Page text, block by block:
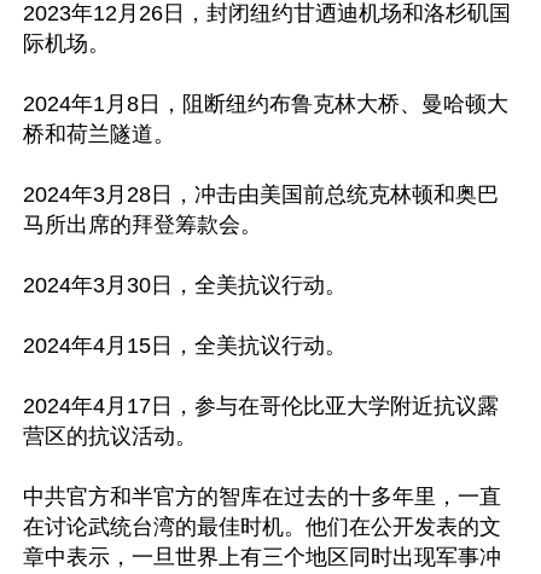
2023年12月26日，封闭纽约甘迺迪机场和洛杉矶国
际机场。
2024年1月8日，阻断纽约布鲁克林大桥、曼哈顿大
桥和荷兰隧道。
2024年3月28日，冲击由美国前总统克林顿和奥巴
马所出席的拜登筹款会。
2024年3月30日，全美抗议行动。
2024年4月15日，全美抗议行动。
2024年4月17日，参与在哥伦比亚大学附近抗议露
营区的抗议活动。
中共官方和半官方的智库在过去的十多年里，一直
在讨论武统台湾的最佳时机。他们在公开发表的文
章中表示，一旦世界上有三个地区同时出现军事冲